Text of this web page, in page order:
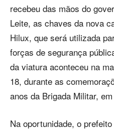
recebeu das mãos do
Leite, as chaves da nova
Hilux, que será utilizada
forças de segurança
da viatura aconteceu na
18, durante as
anos da Brigada Militar,
Na oportunidade, o